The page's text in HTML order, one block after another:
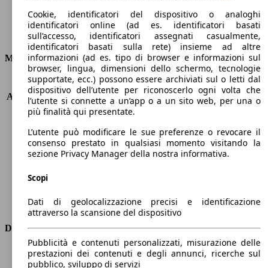
Ø 8.0 l/100km
Consumi
Motore e Prestazioni
KW (PS)
120 kW (163 PS)
Accelerazione (0-100 km/h)
11.3s
Velocità massima (km/h)
182 km/h
Coppia
350 nm
Cilindrata
2231 ccm
Carburante
Cilindri
Tipo di trazione
Integrale
Dimensioni
Lunghezza
4580 mm
Cookie, identificatori del dispositivo o analoghi
identificatori online (ad es. identificatori basati
sull’accesso, identificatori assegnati casualmente,
identificatori basati sulla rete) insieme ad altre
informazioni (ad es. tipo di browser e informazioni sul
browser, lingua, dimensioni dello schermo, tecnologie
supportate, ecc.) possono essere archiviati sul o letti dal
dispositivo dell’utente per riconoscerlo ogni volta che
l’utente si connette a un’app o a un sito web, per una o
più finalità qui presentate.
L’utente può modificare le sue preferenze o revocare il
consenso prestato in qualsiasi momento visitando la
sezione Privacy Manager della nostra informativa.
Scopi
Dati di geolocalizzazione precisi e identificazione
attraverso la scansione del dispositivo
Pubblicità e contenuti personalizzati, misurazione delle
prestazioni dei contenuti e degli annunci, ricerche sul
pubblico, sviluppo di servizi